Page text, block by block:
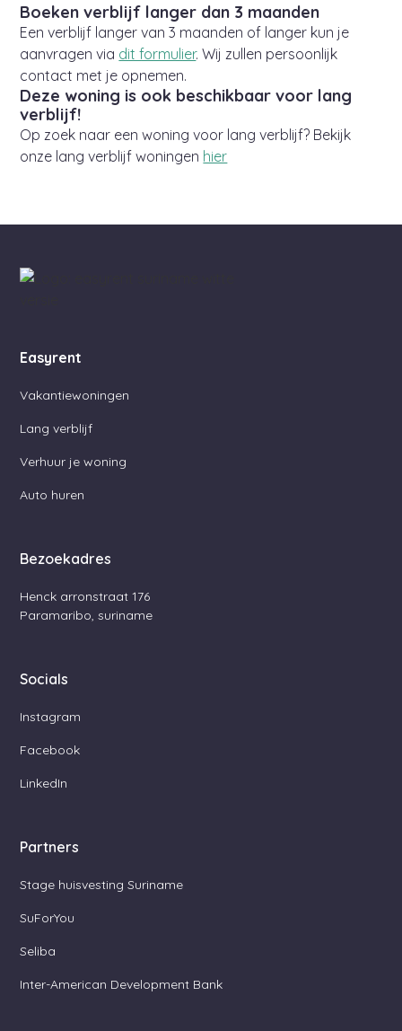
Boeken verblijf langer dan 3 maanden
Een verblijf langer van 3 maanden of langer kun je
aanvragen via dit formulier. Wij zullen persoonlijk
contact met je opnemen.
Deze woning is ook beschikbaar voor lang
verblijf!
Op zoek naar een woning voor lang verblijf? Bekijk
onze lang verblijf woningen hier
Easyrent
Vakantiewoningen
Lang verblijf
Verhuur je woning
Auto huren
Bezoekadres
Henck arronstraat 176
Paramaribo, suriname
Socials
Instagram
Facebook
LinkedIn
Partners
Stage huisvesting Suriname
SuForYou
Seliba
Inter-American Development Bank